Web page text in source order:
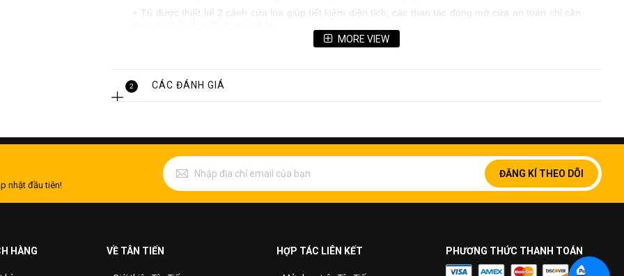
+ Tủ được thiết kế 2 cánh cửa lùa giúp tiết kiệm diện tích; các thao tác đóng mở cửa an toàn chỉ cần
+ Ưu điểm: Tiện ích, tiết kiệm không gian
MORE VIEW
2 CÁC ĐÁNH GIÁ
nhật đầu tiên!
ĐĂNG KÍ THEO DÕI
HÀNG VỀ TÂN TIẾN HỢP TÁC LIÊN KẾT PHƯƠNG THỨC THANH TOÁN